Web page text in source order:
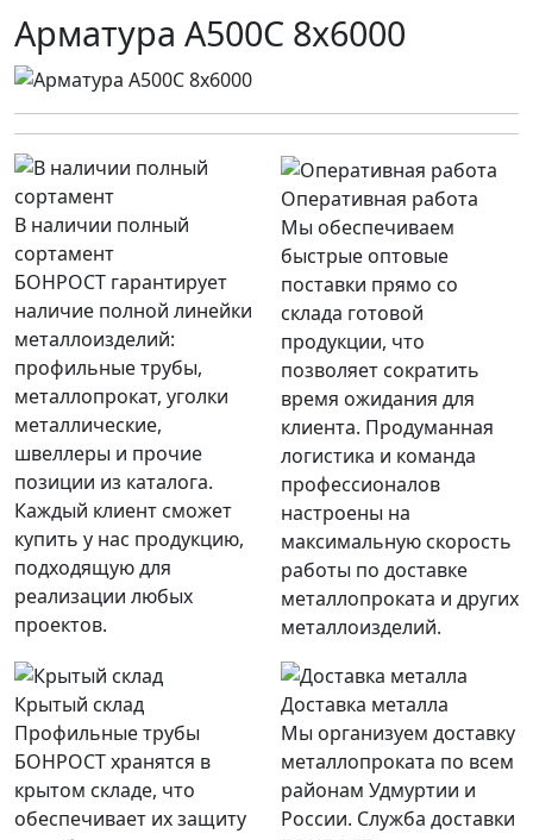
Арматура А500С 8х6000
В наличии полный
сортамент
БОНРОСТ гарантирует
наличие полной линейки
металлоизделий:
профильные трубы,
металлопрокат, уголки
металлические,
швеллеры и прочие
позиции из каталога.
Каждый клиент сможет
купить у нас продукцию,
подходящую для
реализации любых
проектов.
Оперативная работа
Мы обеспечиваем
быстрые оптовые
поставки прямо со
склада готовой
продукции, что
позволяет сократить
время ожидания для
клиента. Продуманная
логистика и команда
профессионалов
настроены на
максимальную скорость
работы по доставке
металлопроката и других
металлоизделий.
Крытый склад
Профильные трубы
БОНРОСТ хранятся в
крытом складе, что
обеспечивает их защиту
Доставка металла
Мы организуем доставку
металлопроката по всем
районам Удмуртии и
России. Служба доставки